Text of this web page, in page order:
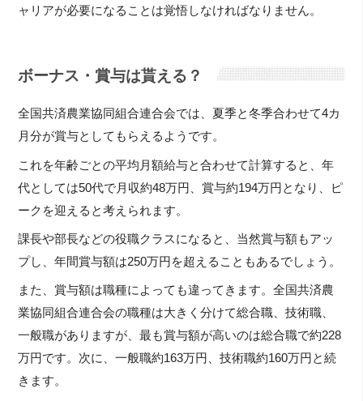
ャリアが必要になることは覚悟しなければなりません。
ボーナス・賞与は貰える？
全国共済農業協同組合連合会では、夏季と冬季合わせて4カ
月分が賞与としてもらえるようです。
これを年齢ごとの平均月額給与と合わせて計算すると、年
代としては50代で月収約48万円、賞与約194万円となり、ピ
ークを迎えると考えられます。
課長や部長などの役職クラスになると、当然賞与額もアッ
プし、年間賞与額は250万円を超えることもあるでしょう。
また、賞与額は職種によっても違ってきます。全国共済農
業協同組合連合会の職種は大きく分けて総合職、技術職、
一般職がありますが、最も賞与額が高いのは総合職で約228
万円です。次に、一般職約163万円、技術職約160万円と続
きます。